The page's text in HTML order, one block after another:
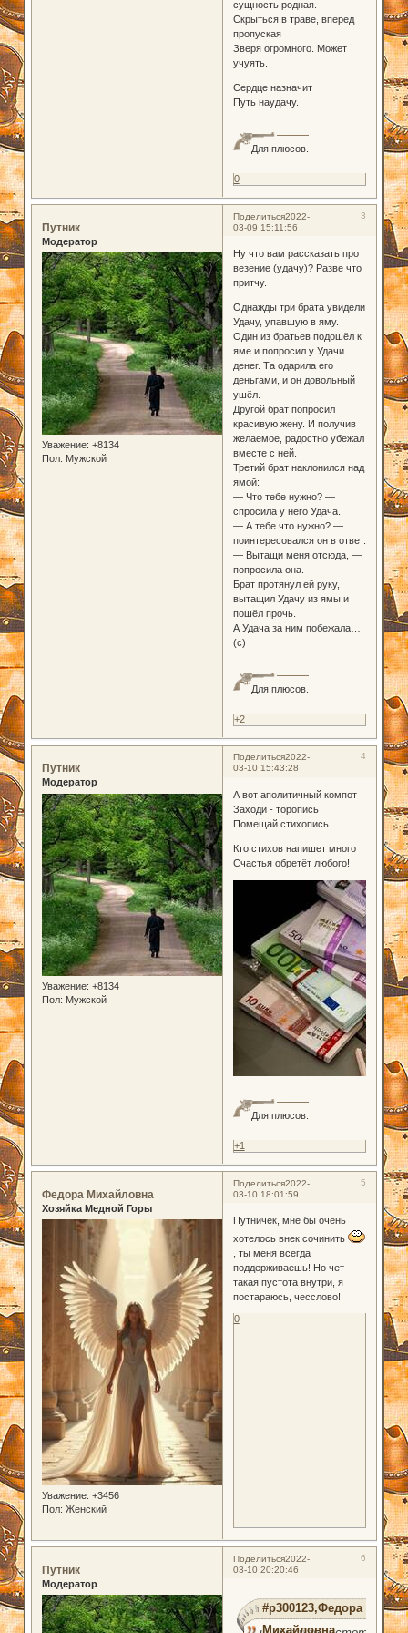
сущность родная.
Скрыться в траве, вперед
пропуская
Зверя огромного. Может
учуять.
Сердце назначит
Путь наудачу.
Для плюсов.
0
Поделиться 3
2022-
03-09 15:11:56
Путник
Модератор
Уважение: +8134
Пол: Мужской
Ну что вам рассказать про
везение (удачу)? Разве что
притчу.
Однажды три брата увидели
Удачу, упавшую в яму.
Один из братьев подошёл к
яме и попросил у Удачи
денег. Та одарила его
деньгами, и он довольный
ушёл.
Другой брат попросил
красивую жену. И получив
желаемое, радостно убежал
вместе с ней.
Третий брат наклонился над
ямой:
— Что тебе нужно? —
спросила у него Удача.
— А тебе что нужно? —
поинтересовался он в ответ.
— Вытащи меня отсюда, —
попросила она.
Брат протянул ей руку,
вытащил Удачу из ямы и
пошёл прочь.
А Удача за ним побежала…
(с)
Для плюсов.
+2
Поделиться 4
2022-
03-10 15:43:28
Путник
Модератор
Уважение: +8134
Пол: Мужской
А вот аполитичный компот
Заходи - торопись
Помещай стихопись
Кто стихов напишет много
Счастья обретёт любого!
Для плюсов.
+1
Поделиться 5
2022-
03-10 18:01:59
Федора Михайловна
Хозяйка Медной Горы
Уважение: +3456
Пол: Женский
Путничек, мне бы очень
хотелось внек сочинить
, ты меня всегда
поддерживаешь! Но чет
такая пустота внутри, я
постараюсь, чесслово!
0
Поделиться 6
2022-
03-10 20:20:46
Путник
Модератор
#p300123,Федора
Михайловна